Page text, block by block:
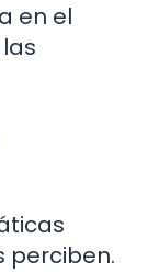
en el
perciben.